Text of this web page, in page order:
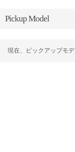
Pickup Model
現在、ピックアップモデ